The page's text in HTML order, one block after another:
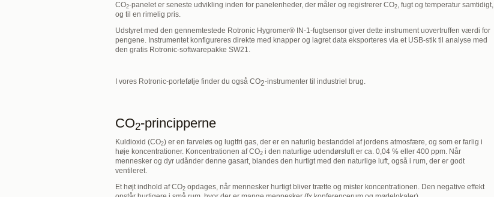
CO2-panelet er seneste udvikling inden for panelenheder, der måler og registrerer CO2, fugt og temperatur samtidigt,
og til en rimelig pris.
Udstyret med den gennemtestede Rotronic Hygromer® IN-1-fugtsensor giver dette instrument uovertruffen værdi for
pengene. Instrumentet konfigureres direkte med knapper og lagret data eksporteres via et USB-stik til analyse med
den gratis Rotronic-softwarepakke SW21.
I vores Rotronic-portefølje finder du også CO2-instrumenter til industriel brug.
CO2-principperne
Kuldioxid (CO2) er en farveløs og lugtfri gas, der er en naturlig bestanddel af jordens atmosfære, og som er farlig i
høje koncentrationer. Koncentrationen af CO2 i den naturlige udendørsluft er ca. 0,04 % eller 400 ppm. Når
mennesker og dyr udånder denne gasart, blandes den hurtigt med den naturlige luft, også i rum, der er godt
ventileret.
Et højt indhold af CO2 opdages, når mennesker hurtigt bliver trætte og mister koncentrationen. Den negative effekt